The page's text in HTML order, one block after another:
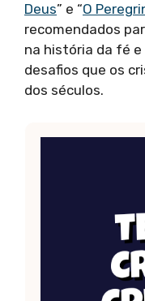
Deus” e “O
recomendados
na história da fé
desafios que os
dos séculos.